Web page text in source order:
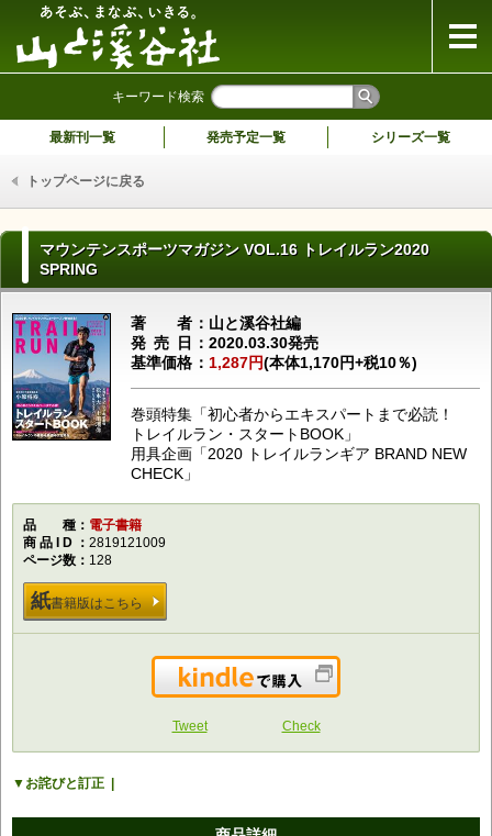
キーワード検索
最新刊一覧 発売予定一覧 シリーズ一覧
トップページに戻る
マウンテンスポーツマガジン VOL.16 トレイルラン2020
SPRING
著者山と溪谷社編
発売日 2020.03.30発売
基準価格
1,287円(本体1,170円+税10％)
巻頭特集「初心者からエキスパートまで必読！
トレイルラン・スタートBOOK」
用具企画「2020 トレイルランギア BRAND NEW
CHECK」
品種電子書籍
商品ID
2819121009
ページ数
128
紙書籍版はこちら
Kindleで購入
Tweet Check
お詫びと訂正